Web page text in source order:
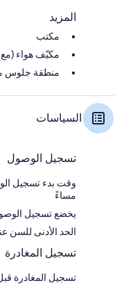
المزيد
مكتب
مكيّف هواء (مع
منطقة جلوس
السياسات
تسجيل الوصول
مساءً
يخضع تسجيل
الحد الأدنى للسن
تسجيل المغادرة
تسجيل المغادرة قبل 11